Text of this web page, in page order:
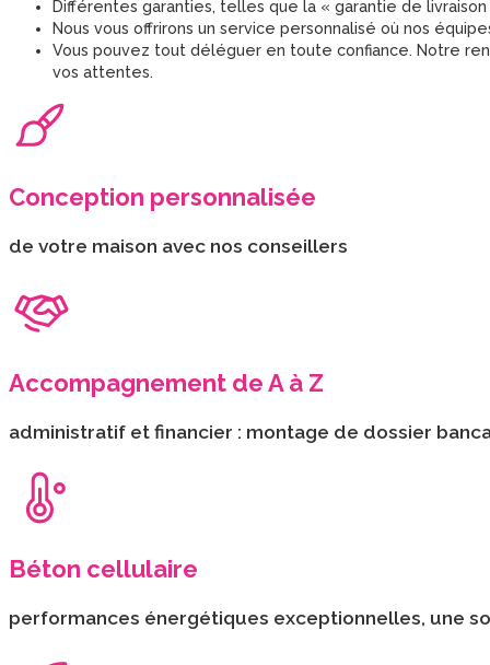
Différentes garanties, telles que la « garantie de
Nous vous offrirons un service personnalisé où nos
Vous pouvez tout déléguer en toute confiance. Notre
vos attentes.
Conception personnalisée
de votre maison avec nos conseillers
Accompagnement de A à Z
administratif et financier : montage de dossier
Béton cellulaire
performances énergétiques exceptionnelles, une